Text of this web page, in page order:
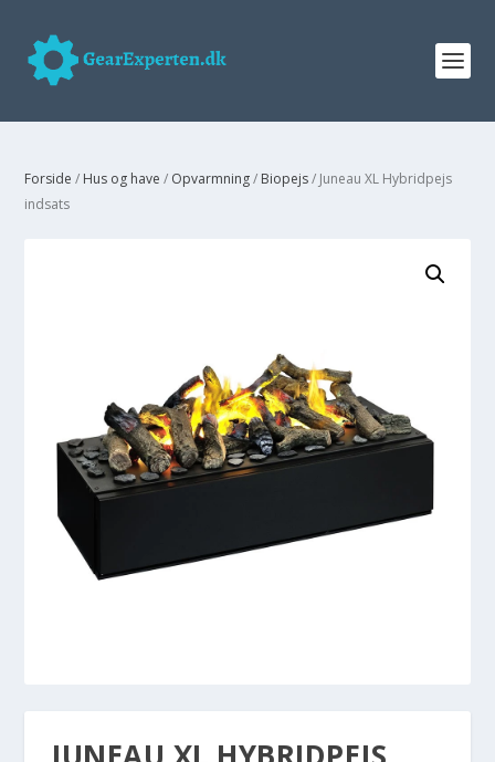
Forside / Hus og have / Opvarmning/ Biopejs/ Juneau XL Hybridpejs
indsats